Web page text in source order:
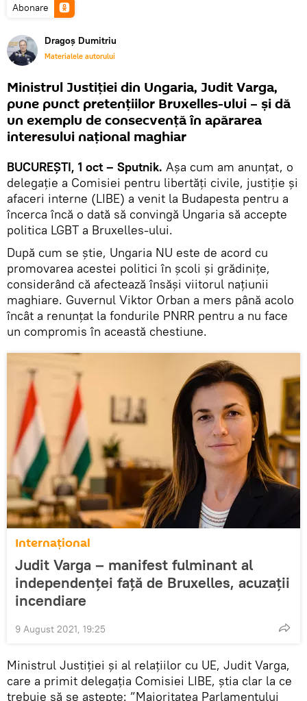
Abonare
Dragoș Dumitriu
Materialele autorului
Ministrul Justiției din Ungaria, Judit Varga,
pune punct pretențiilor Bruxelles-ului – și dă
un exemplu de consecvență în apărarea
interesului național maghiar
BUCUREȘTI, 1 oct – Sputnik. Așa cum am anunțat, o
delegație a Comisiei pentru libertăți civile, justiție și
afaceri interne (LIBE) a venit la Budapesta pentru a
încerca încă o dată să convingă Ungaria să accepte
politica LGBT a Bruxelles-ului.
După cum se știe, Ungaria NU este de acord cu
promovarea acestei politici în școli și grădinițe,
considerând că afectează însăși viitorul națiunii
maghiare. Guvernul Viktor Orban a mers până acolo
încât a renunțat la fondurile PNRR pentru a nu face
un compromis în această chestiune.
Internaţional
Judit Varga – manifest fulminant al
independenței față de Bruxelles, acuzații
incendiare
9 August 2021, 19:25
Ministrul Justiției și al relațiilor cu UE, Judit Varga,
care a primit delegația Comisiei LIBE, știa clar la ce
trebuie să se aștepte: ”Majoritatea Parlamentului